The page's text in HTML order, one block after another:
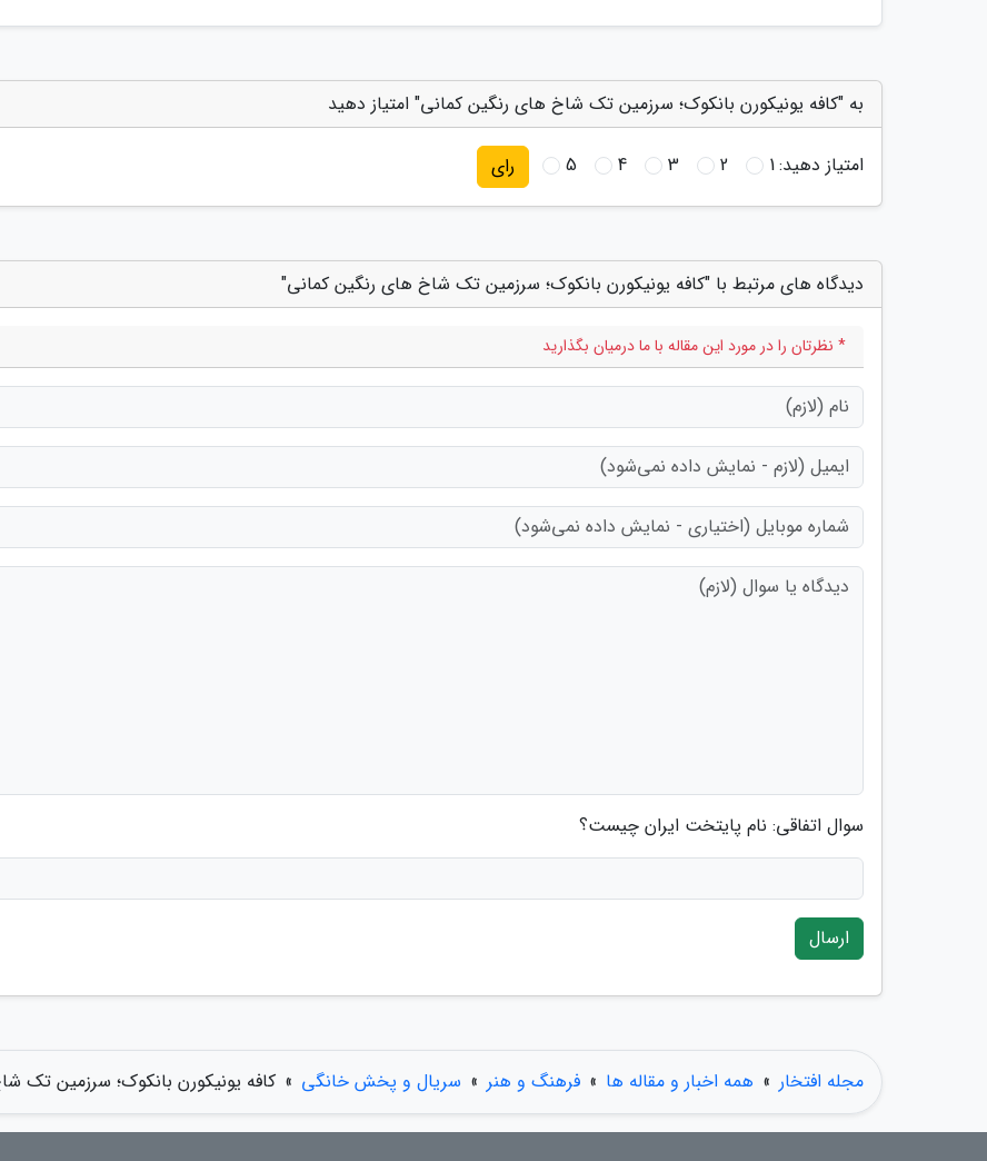
به "کافه یونیکورن بانکوک؛ سرزمین تک شاخ های رنگین کمانی" امتیاز دهید
امتیاز دهید:1
2
3
4
5 رای
دیدگاه های مرتبط با "کافه یونیکورن بانکوک؛ سرزمین تک شاخ های رنگین کمانی"
* نظرتان را در مورد این مقاله با ما درمیان بگذارید
سوال اتفاقی: نام پایتخت ایران چیست؟
ارسال
مجله افتخار » همه اخبار و مقاله ها » فرهنگ و هنر » سریال و پخش خانگی » کافه یونیکورن بانکوک؛ سرزمین تک